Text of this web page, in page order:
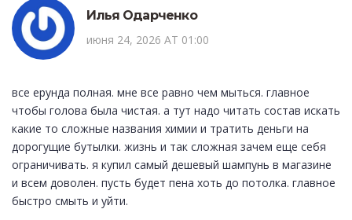
Илья Одарченко
июня 24, 2026 AT 01:00
все ерунда полная. мне все равно чем мыться. главное
чтобы голова была чистая. а тут надо читать состав искать
какие то сложные названия химии и тратить деньги на
дорогущие бутылки. жизнь и так сложная зачем еще себя
ограничивать. я купил самый дешевый шампунь в магазине
и всем доволен. пусть будет пена хоть до потолка. главное
быстро смыть и уйти.